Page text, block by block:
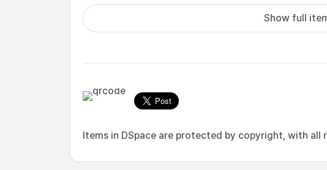
Show full
Items in DSpace are protected by copyright, with